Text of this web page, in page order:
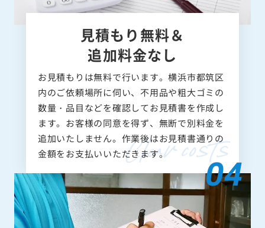
見積もり無料＆
追加料金なし
お見積もりは無料で行います。横浜市都筑区
内のご依頼場所に伺い、不用品や粗大ゴミの
数量・品目などを確認してお見積書を作成し
ます。お客様の同意を得ず、無断で別料金を
追加いたしません。作業後はお見積書通りの
金額をお支払いいただきます。